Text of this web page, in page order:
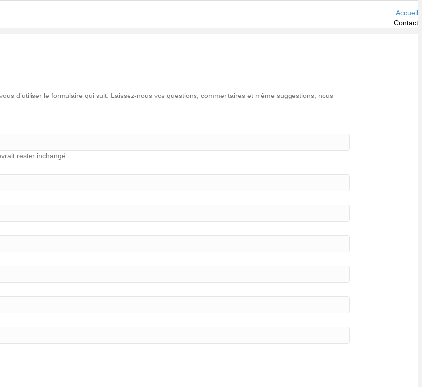
Accueil
Contact
d’utiliser le formulaire qui suit. Laissez-nous vos questions, commentaires et même suggestions, nous
rester inchangé.